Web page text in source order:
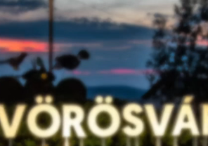
Dokumentumok [